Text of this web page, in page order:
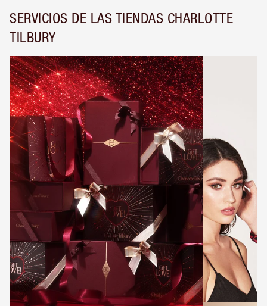
SERVICIOS DE LAS TIENDAS CHARLOTTE
TILBURY